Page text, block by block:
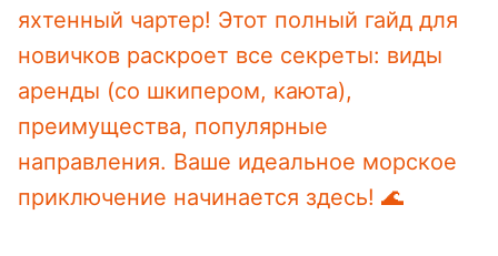
яхтенный чартер! Этот полный гайд для
новичков раскроет все секреты: виды
аренды (со шкипером, каюта),
преимущества, популярные
направления. Ваше идеальное морское
приключение начинается здесь! 🌊